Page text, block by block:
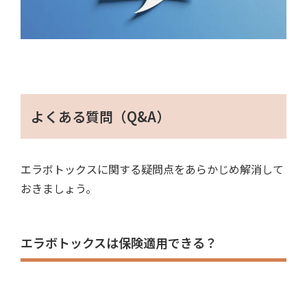
よくある質問（Q&A）
エラボトックスに関する疑問点をあらかじめ解消して
おきましょう。
エラボトックスは保険適用できる？